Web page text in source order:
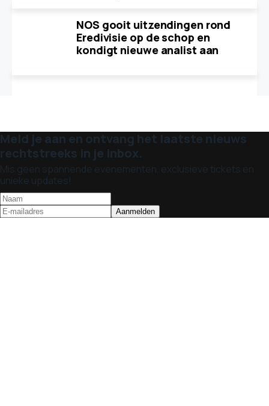
NOS gooit uitzendingen rond
Eredivisie op de schop en
kondigt nieuwe analist aan
Meld je aan en ontvang het laatste nieuws
rechtstreeks in je inbox.
Mis geen spannende evenementen, exclusieve tickets en
unieke updates!